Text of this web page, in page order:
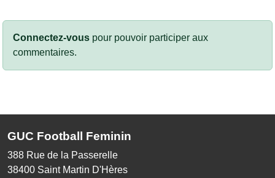
Connectez-vous pour pouvoir participer aux
commentaires.
GUC Football Feminin
388 Rue de la Passerelle
38400 Saint Martin D'Hères